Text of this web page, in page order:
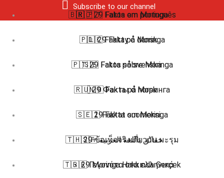
Subscribe to our channel
🇳🇴 29 Fakta om Moringa
🇵🇱 29 Fakty o Moringa
🇵🇹 29 Fatos sobre Moringa
🇷🇺 29 Факты о Моринга
🇸🇪 29 Fakta om Moringa
🇹🇭 29 ข้อเท็จจริงเกี่ยวกับ มะรุม
🇹🇷 29 Moringa Hakkında Gerçek
🇧🇷 🇵🇹 Fatos em português
🇩🇰 Fakta på dansk
🇸🇪 Fakta på svenska
🇳🇴 Fakta på norsk
🇫🇮 Faktat suomeksi
🇸🇦 حقائق باللغة العربية
🇬🇷 Γεγονότα στα ελληνικά